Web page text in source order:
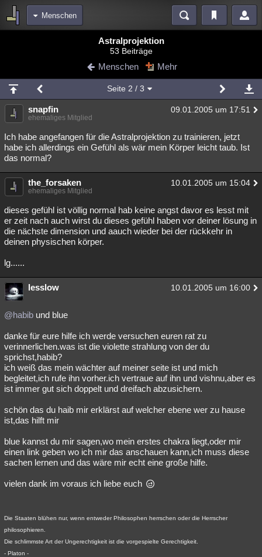
Menschen
Blogs
Chat Wiki Neuigkeiten
meine Rubriken
Menschen Mystery Kriminalfälle
Spiritualität Verschwörungen Technologie Ufologie
Natur Umfragen
weitere Rubriken
Philosophie Träume
Astronomie Helpdesk Gruppen Gaming Filme
Musik Clash Verbesserungen
Besucht Teilgenommen Alle Neue Geschlossen
Lesenswert
Astralprojektion
53 Beiträge
Menschen Mehr
Seite 2 / 3
snapfin 09.01.2005 um 17:51
ehemaliges Mitglied
Ich habe angefangen für die Astralprojektion zu trainieren, jetzt
habe ich allerdings ein Gefühl als wär mein Körper leicht taub. Ist
das normal?
the_forsaken 10.01.2005 um 15:04
ehemaliges Mitglied
dieses gefühl ist völlig normal hab keine angst davor es lesst mit
er zeit nach auch wirst du dieses gefühl haben vor deiner lösung in
die nächste dimension und aauch wieder bei der rückkehr in
deinen physischen körper.
lg......
lesslow 10.01.2005 um 16:00
@habib und blue
danke für eure hilfe ich werde versuchen euren rat zu
verinnerlichen.was ist die violette strahlung von der du
sprichst,habib?
ich weiß das mein wächter auf meiner seite ist und mich
begleitet,ich rufe ihn vorher.ich vertraue auf ihn und vishnu,aber es
ist immer gut sich doppelt und dreifach abzusichern.
schön das du haib mir erklärst auf welcher ebene wer zu hause
ist,das hilft mir
blue kannst du mir sagen,wo mein erstes chakra liegt,oder mir
einen link geben wo ich mir das anschauen kann,ich muss diese
sachen lernen und das wäre mir echt eine große hilfe.
vielen dank im voraus ich liebe euch
Die Staaten blühen nur, wenn entweder Philosophen herrschen oder die Herrscher
philosophieren.
Die schlimmste Art der Ungerechtigkeit ist die vorgespielte Gerechtigkeit.
- Platon -